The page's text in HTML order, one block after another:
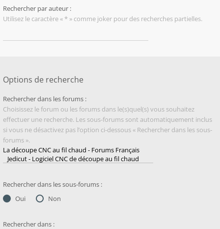
Rechercher par auteur :
Utilisez le caractère « * » comme joker pour des recherches partielles.
Options de recherche
Rechercher dans les forums :
Choisissez le forum ou les forums dans le(s)quel(s) vous souhaitez
effectuer une recherche. Les sous-forums sont automatiquement inclus
si vous ne désactivez pas l’option ci-dessous « Rechercher dans les sous-
forums ».
Rechercher dans les sous-forums :
Oui
Non
Rechercher dans :